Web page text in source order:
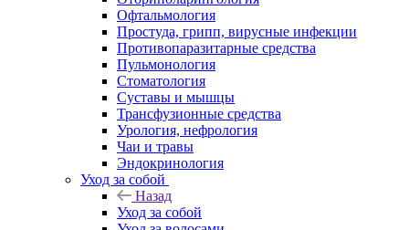
Офтальмология
Простуда, грипп, вирусные инфекции
Противопаразитарные средства
Пульмонология
Стоматология
Суставы и мышцы
Трансфузионные средства
Урология, нефрология
Чаи и травы
Эндокринология
Уход за собой
Назад
Уход за собой